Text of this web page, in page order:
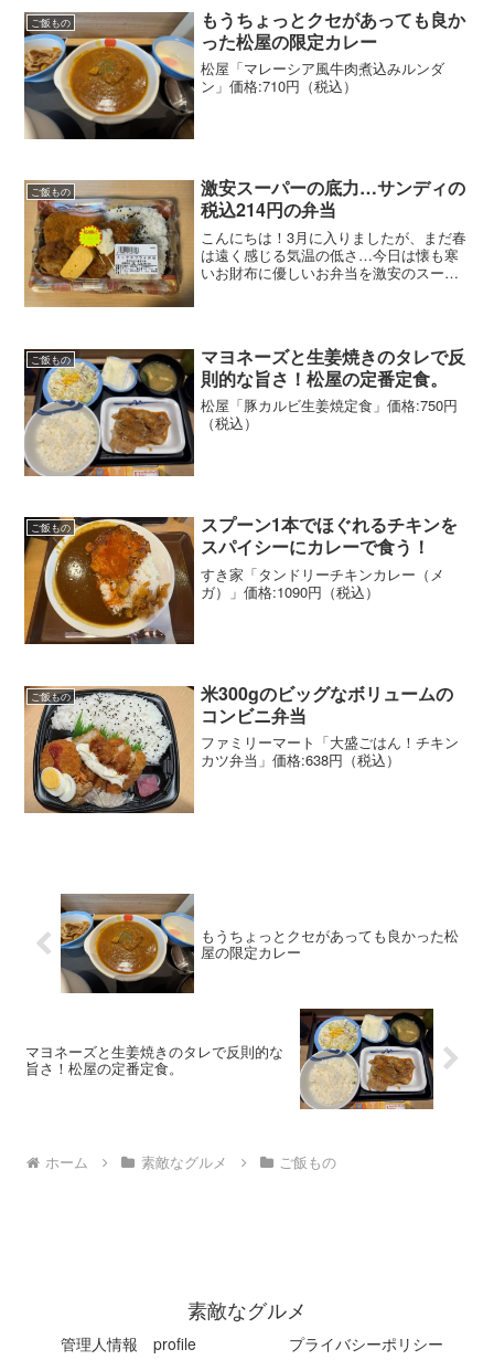
ご飯もの
もうちょっとクセがあっても良か
った松屋の限定カレー
松屋「マレーシア風牛肉煮込みルンダ
ン」価格:710円（税込）
ご飯もの
激安スーパーの底力…サンディの
税込214円の弁当
こんにちは！3月に入りましたが、まだ春
は遠く感じる気温の低さ…今日は懐も寒
いお財布に優しいお弁当を激安のスーパ
ご飯もの
マヨネーズと生姜焼きのタレで反
則的な旨さ！松屋の定番定食。
松屋「豚カルビ生姜焼定食」価格:750円
（税込）
ご飯もの
スプーン1本でほぐれるチキンを
スパイシーにカレーで食う！
すき家「タンドリーチキンカレー（メ
ガ）」価格:1090円（税込）
ご飯もの
米300gのビッグなボリュームの
コンビニ弁当
ファミリーマート「大盛ごはん！チキン
カツ弁当」価格:638円（税込）
もうちょっとクセがあっても良かった松
屋の限定カレー
マヨネーズと生姜焼きのタレで反則的な
旨さ！松屋の定番定食。
ホーム 素敵なグルメ ご飯もの
素敵なグルメ
管理人情報 profile プライバシーポリシー